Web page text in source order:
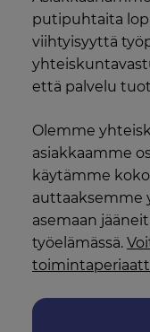
putipuhtaita
viihtyisyyttä
että palvelu
Olemme
asiakkaamme
käytämme
auttaaksemme
asemaan
työelämässä.